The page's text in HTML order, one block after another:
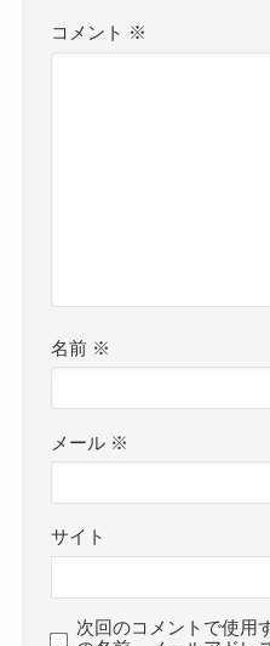
コメント ※
名前 ※
メール ※
サイト
次回のコメントで使用